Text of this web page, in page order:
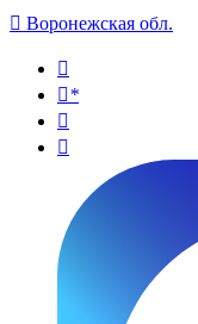
 Воронежская обл.

*

